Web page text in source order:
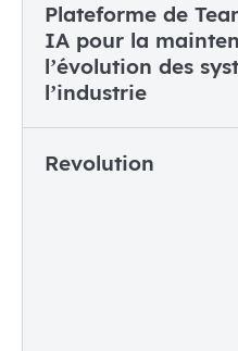
Plateforme de
IA pour la
l’évolution des
l’industrie
Revolution